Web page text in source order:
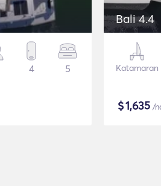
4 5
Bali 4.4
Katamaran
$1,635 /